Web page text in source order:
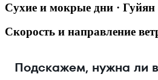
Сухие и мокрые дни · Гуйян
Скорость и направление
Подскажем, нужна ли